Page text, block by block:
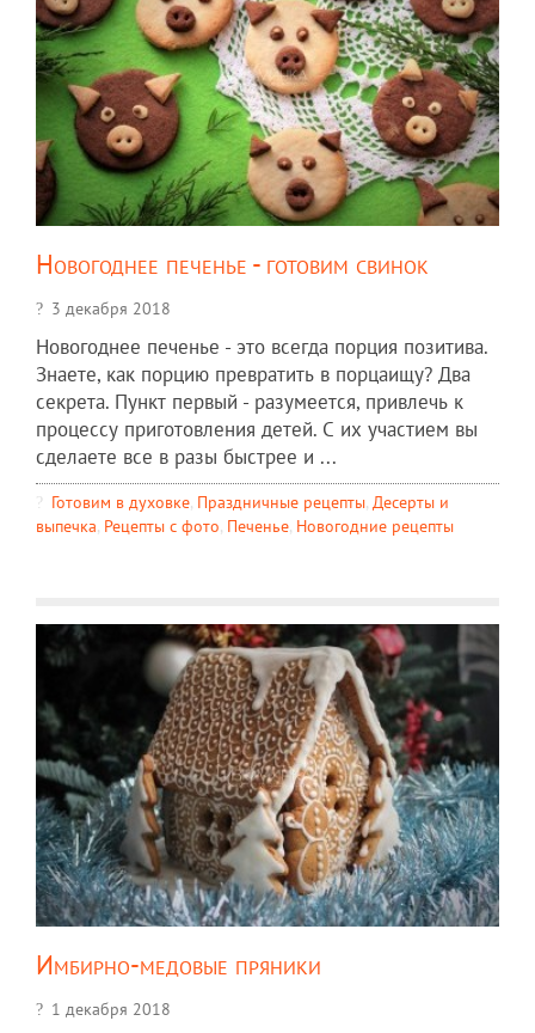
Новогоднее печенье - готовим свинок
3 декабря 2018
Новогоднее печенье - это всегда порция позитива.
Знаете, как порцию превратить в порцаищу? Два
секрета. Пункт первый - разумеется, привлечь к
процессу приготовления детей. С их участием вы
сделаете все в разы быстрее и ...
Готовим в духовке, Праздничные рецепты, Десерты и
выпечка, Рецепты c фото, Печенье, Новогодние рецепты
Имбирно-медовые пряники
1 декабря 2018